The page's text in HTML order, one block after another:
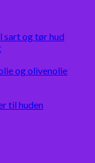
sart og tør hud
og olivenolie
til huden